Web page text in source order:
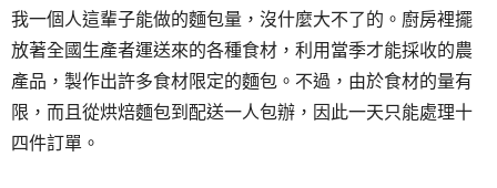
我一個人這輩子能做的麵包量，沒什麼大不了的。廚房裡擺
放著全國生產者運送來的各種食材，利用當季才能採收的農
產品，製作出許多食材限定的麵包。不過，由於食材的量有
限，而且從烘焙麵包到配送一人包辦，因此一天只能處理十
四件訂單。